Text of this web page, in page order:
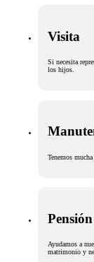
Visita
Si necesita
los hijos.
Tenemos
Ayudamos a
matrimonio y